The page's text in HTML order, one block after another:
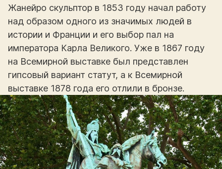
Жанейро скульптор в 1853 году начал работу
над образом одного из значимых людей в
истории и Франции и его выбор пал на
императора Карла Великого. Уже в 1867 году
на Всемирной выставке был представлен
гипсовый вариант статут, а к Всемирной
выставке 1878 года его отлили в бронзе.